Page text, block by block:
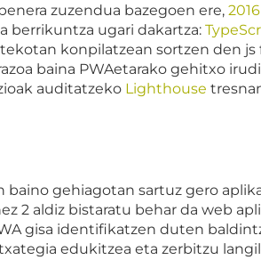
zuzendua bazegoen ere,
berrikuntza ugari dakartza:
konpilatzean sortzen den
baina PWAetarako gehitxo
auditatzeko Lighthouse
baino gehiagotan sartuz gero
2 aldiz bistaratu behar da web
gisa identifikatzen duten
edukitzea eta zerbitzu